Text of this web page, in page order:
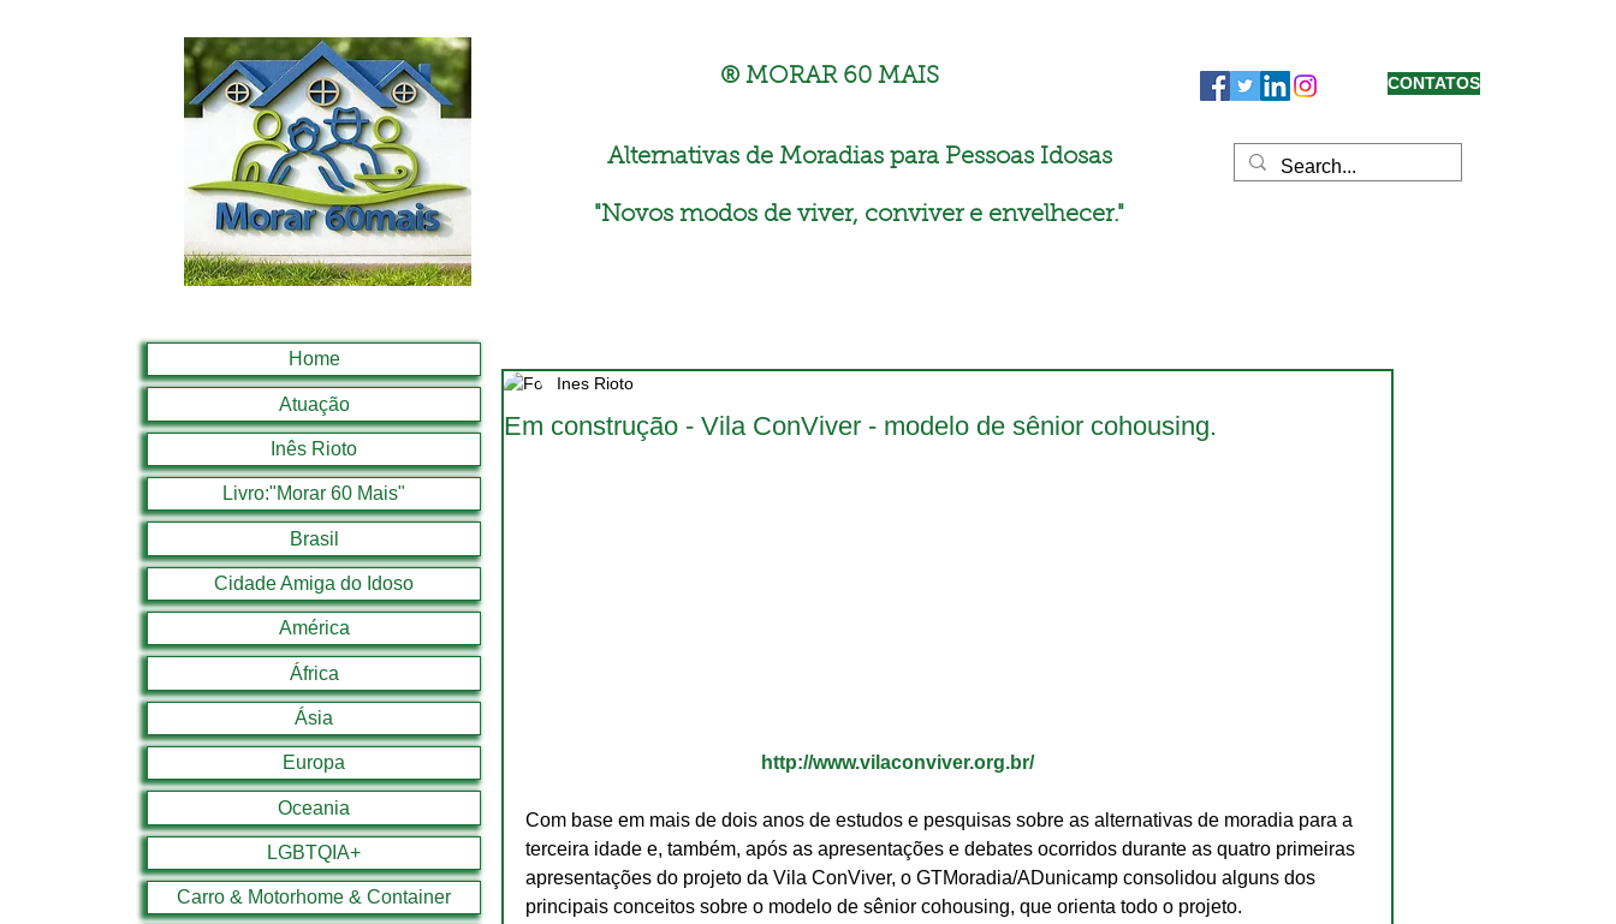
® MORAR 60 MAIS
Alternativas de Moradias para Pessoas Idosas
"Novos modos de viver, conviver e envelhecer."
CONTATOS
Em construção - Vila ConViver - modelo de sênior cohousing.
Ines Rioto
http://www.vilaconviver.org.br/
Com base em mais de dois anos de estudos e pesquisas sobre as alternativas de moradia para a
terceira idade e, também, após as apresentações e debates ocorridos durante as quatro primeiras
apresentações do projeto da Vila ConViver, o GTMoradia/ADunicamp consolidou alguns dos
principais conceitos sobre o modelo de sênior cohousing, que orienta todo o projeto.
Home
Atuação
Inês Rioto
Livro:"Morar 60 Mais"
Brasil
Cidade Amiga do Idoso
América
África
Ásia
Europa
Oceania
LGBTQIA+
Carro & Motorhome & Container